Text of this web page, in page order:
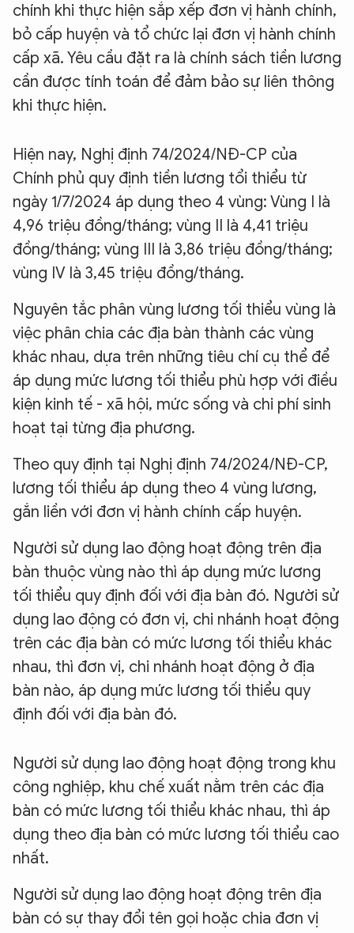
chính khi thực hiện sắp xếp đơn vị hành chính,
bỏ cấp huyện và tổ chức lại đơn vị hành chính
cấp xã. Yêu cầu đặt ra là chính sách tiền lương
cần được tính toán để đảm bảo sự liên thông
khi thực hiện.
Hiện nay, Nghị định 74/2024/NĐ-CP của
Chính phủ quy định tiền lương tổi thiểu từ
ngày 1/7/2024 áp dụng theo 4 vùng: Vùng I là
4,96 triệu đồng/tháng; vùng II là 4,41 triệu
đồng/tháng; vùng III là 3,86 triệu đồng/tháng;
vùng IV là 3,45 triệu đồng/tháng.
Nguyên tắc phân vùng lương tối thiểu vùng là
việc phân chia các địa bàn thành các vùng
khác nhau, dựa trên những tiêu chí cụ thể để
áp dụng mức lương tối thiểu phù hợp với điều
kiện kinh tế - xã hội, mức sống và chi phí sinh
hoạt tại từng địa phương.
Theo quy định tại Nghị định 74/2024/NĐ-CP,
lương tối thiểu áp dụng theo 4 vùng lương,
gắn liền với đơn vị hành chính cấp huyện.
Người sử dụng lao động hoạt động trên địa
bàn thuộc vùng nào thì áp dụng mức lương
tối thiểu quy định đối với địa bàn đó. Người sử
dụng lao động có đơn vị, chi nhánh hoạt động
trên các địa bàn có mức lương tối thiểu khác
nhau, thì đơn vị, chi nhánh hoạt động ở địa
bàn nào, áp dụng mức lương tối thiểu quy
định đối với địa bàn đó.
Người sử dụng lao động hoạt động trong khu
công nghiệp, khu chế xuất nằm trên các địa
bàn có mức lương tối thiểu khác nhau, thì áp
dụng theo địa bàn có mức lương tối thiểu cao
nhất.
Người sử dụng lao động hoạt động trên địa
bàn có sự thay đổi tên gọi hoặc chia đơn vị